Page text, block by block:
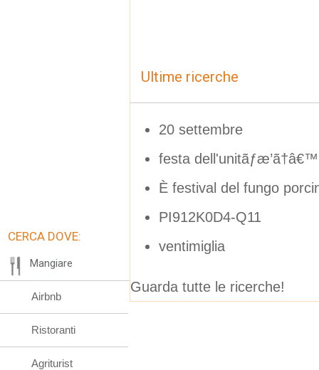
Ultime ricerche
20 settembre
festa
È festival del fungo
PI912K0D4-Q11
ventimiglia
Guarda tutte le ricerche!
CERCA DOVE:
Mangiare
Airbnb
Ristoranti
Agriturist